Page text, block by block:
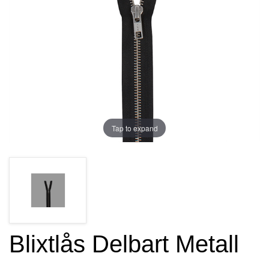
Tap to expand
Blixtlås Delbart Metall